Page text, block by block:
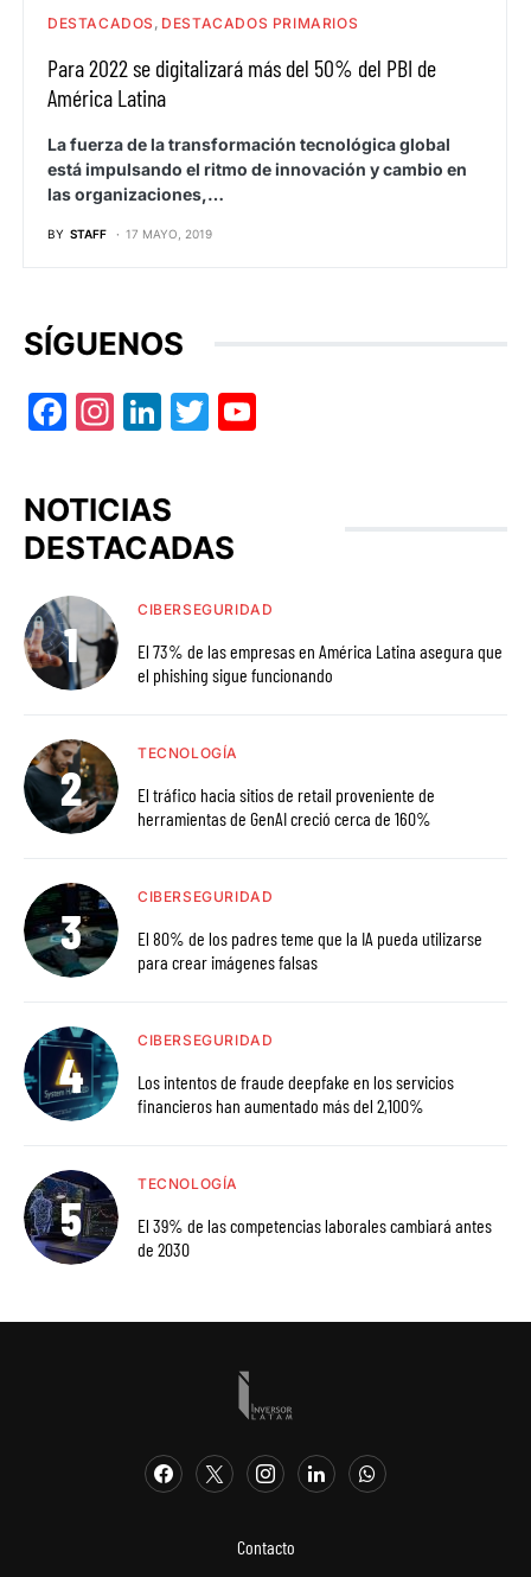
DESTACADOS DESTACADOS PRIMARIOS
Para 2022 se digitalizará más del 50% del PBI de
América Latina
La fuerza de la transformación tecnológica global
está impulsando el ritmo de innovación y cambio en
las organizaciones,…
BY STAFF 17 MAYO, 2019
SÍGUENOS
Facebook
Instagram
LinkedIn
Twitter
NOTICIAS
DESTACADAS
CIBERSEGURIDAD
El 73% de las empresas en América Latina asegura que
el phishing sigue funcionando
TECNOLOGÍA
El tráfico hacia sitios de retail proveniente de
herramientas de GenAI creció cerca de 160%
CIBERSEGURIDAD
El 80% de los padres teme que la IA pueda utilizarse
para crear imágenes falsas
CIBERSEGURIDAD
Los intentos de fraude deepfake en los servicios
financieros han aumentado más del 2,100%
TECNOLOGÍA
El 39% de las competencias laborales cambiará antes
de 2030
Contacto